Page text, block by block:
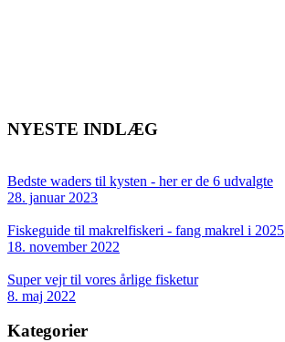
NYESTE INDLÆG
Bedste waders til kysten - her er de 6 udvalgte
28. januar 2023
Fiskeguide til makrelfiskeri - fang makrel i 2025
18. november 2022
Super vejr til vores årlige fisketur
8. maj 2022
Kategorier